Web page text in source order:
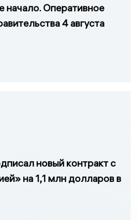
начало. Оперативное
4 августа
новый контракт с
на 1,1 млн долларов в